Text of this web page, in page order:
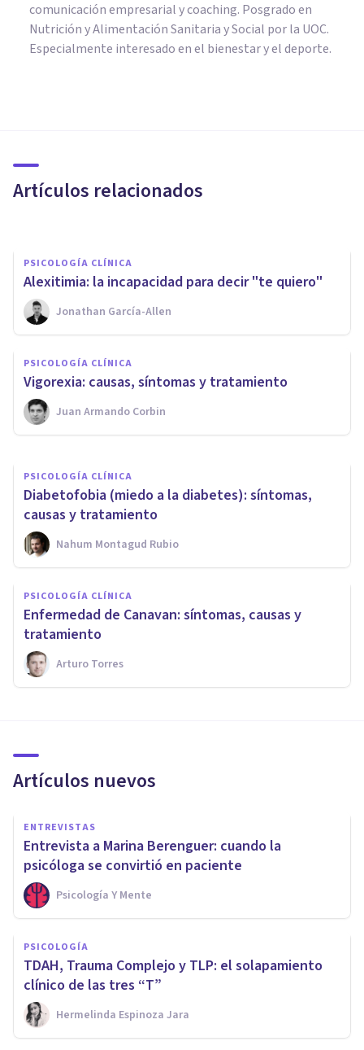
comunicación empresarial y coaching. Posgrado en
Nutrición y Alimentación Sanitaria y Social por la UOC.
Especialmente interesado en el bienestar y el deporte.
Artículos relacionados
causas, síntomas y tratamiento
PSICOLOGÍA CLÍNICA
Alexitimia: la incapacidad para decir "te quiero"
Jonathan García-Allen
PSICOLOGÍA CLÍNICA
Vigorexia: causas, síntomas y tratamiento
Juan Armando Corbin
PSICOLOGÍA CLÍNICA
​Alzheimer: causas, síntomas,
tratamiento y prevención
Oscar Castillero Mimenza
PSICOLOGÍA CLÍNICA
Diabetofobia (miedo a la diabetes): síntomas,
causas y tratamiento
Nahum Montagud Rubio
PSICOLOGÍA CLÍNICA
Enfermedad de Canavan: síntomas, causas y
tratamiento
Arturo Torres
Artículos nuevos
ENTREVISTAS
Entrevista a Marina Berenguer: cuando la
psicóloga se convirtió en paciente
Psicología Y Mente
PSICOLOGÍA
TDAH, Trauma Complejo y TLP: el solapamiento
clínico de las tres “T”
Hermelinda Espinoza Jara